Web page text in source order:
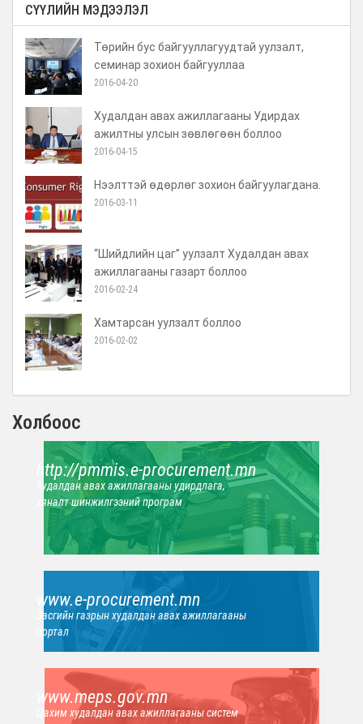
СҮҮЛИЙН МЭДЭЭЛЭЛ
Төрийн бус байгууллагуудтай уулзалт,
семинар зохион байгууллаа
2016-04-20
Худалдан авах ажиллагааны Удирдах
ажилтны улсын зөвлөгөөн боллоо
2016-04-15
Нээлттэй өдөрлөг зохион байгуулагдана.
2016-03-11
“Шийдлийн цаг” уулзалт Худалдан авах
ажиллагааны газарт боллоо
2016-02-24
Хамтарсан уулзалт боллоо
2016-02-02
Холбоос
http://pmmis.e-procurement.mn
Худалдан авах ажиллагааны удирдлага,
хяналт шинжилгээний програм
www.e-procurement.mn
Засгийн газрын худалдан авах ажиллагааны
портал
www.meps.gov.mn
Цахим худалдан авах ажиллагааны систем